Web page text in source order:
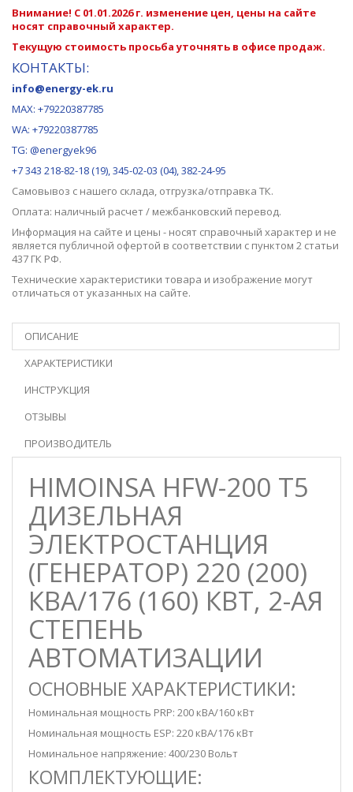
Внимание! С 01.01.2026 г. изменение цен, цены на сайте
носят справочный характер.
Текущую стоимость просьба уточнять в офисе продаж.
КОНТАКТЫ:
info@energy-ek.ru
MAX: +79220387785
WA: +79220387785
TG: @energyek96
+7 343 218-82-18 (19), 345-02-03 (04), 382-24-95
Самовывоз с нашего склада, отгрузка/отправка ТК.
Оплата: наличный расчет / межбанковский перевод.
Информация на сайте и цены - носят справочный характер и не
является публичной офертой в соответствии с пунктом 2 статьи
437 ГК РФ.
Технические характеристики товара и изображение могут
отличаться от указанных на сайте.
ОПИСАНИЕ
ХАРАКТЕРИСТИКИ
ИНСТРУКЦИЯ
ОТЗЫВЫ
ПРОИЗВОДИТЕЛЬ
HIMOINSA HFW-200 T5
ДИЗЕЛЬНАЯ
ЭЛЕКТРОСТАНЦИЯ
(ГЕНЕРАТОР) 220 (200)
КВА/176 (160) КВТ, 2-АЯ
СТЕПЕНЬ
АВТОМАТИЗАЦИИ
ОСНОВНЫЕ ХАРАКТЕРИСТИКИ:
Номинальная мощность PRP: 200 кВА/160 кВт
Номинальная мощность ESP: 220 кВА/176 кВт
Номинальное напряжение: 400/230 Вольт
КОМПЛЕКТУЮЩИЕ: